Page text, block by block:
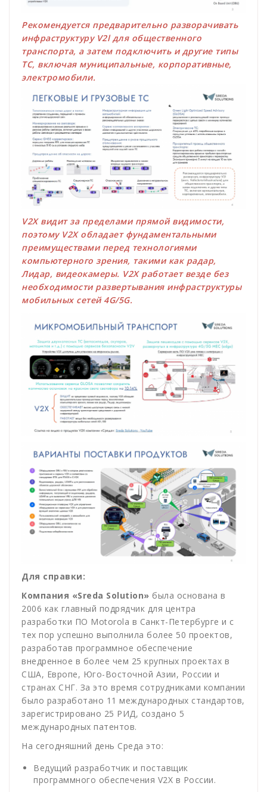
Рекомендуется предварительно разворачивать
инфраструктуру V2l для общественного
транспорта, а затем подключить и другие типы
ТС, включая муниципальные, корпоративные,
электромобили.
V2X видит за пределами прямой видимости,
поэтому V2X обладает фундаментальными
преимуществами перед технологиями
компьютерного зрения, такими как радар,
Лидар, видеокамеры. V2X работает везде без
необходимости развертывания инфраструктуры
мобильных сетей 4G/5G.
Для справки:
Компания «Sreda Solution» была основана в
2006 как главный подрядчик для центра
разработки ПО Motorola в Санкт-Петербурге и с
тех пор успешно выполнила более 50 проектов,
разработав программное обеспечение
внедренное в более чем 25 крупных проектах в
США, Европе, Юго-Восточной Азии, России и
странах СНГ. За это время сотрудниками компании
было разработано 11 международных стандартов,
зарегистрировано 25 РИД, создано 5
международных патентов.
На сегодняшний день Среда это:
Ведущий разработчик и поставщик
программного обеспечения V2X в России.